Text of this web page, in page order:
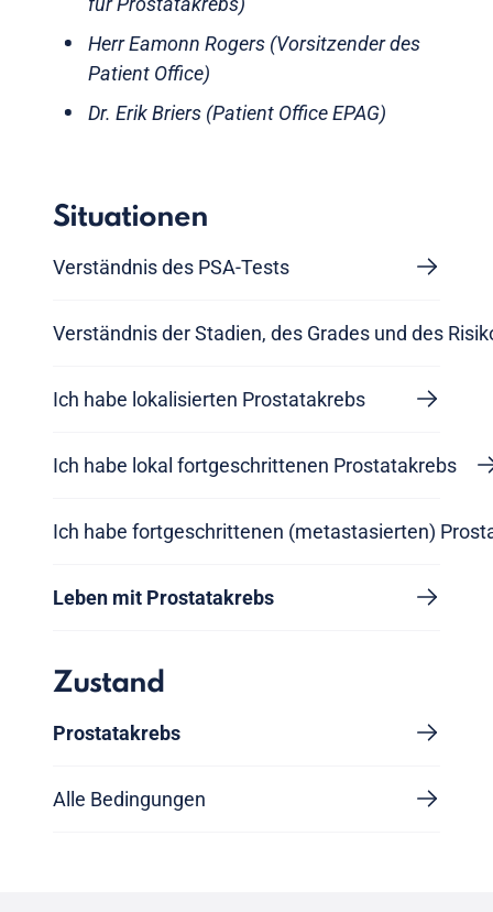
Herr Eamonn Rogers (Vorsitzender des
Patient Office)
Dr. Erik Briers (Patient Office EPAG)
Situationen
Verständnis des PSA-Tests
Verständnis der Stadien, des Grades und des
Ich habe lokalisierten Prostatakrebs
Ich habe lokal fortgeschrittenen Prostatakrebs
Ich habe fortgeschrittenen (metastasierten)
Leben mit Prostatakrebs
Zustand
Prostatakrebs
Alle Bedingungen